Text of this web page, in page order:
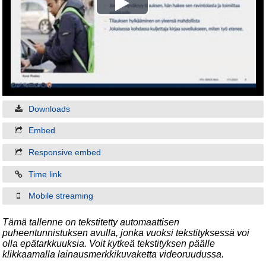
Play
Downloads
Embed
Responsive embed
Time link
Mobile streaming
Tämä tallenne on tekstitetty automaattisen
puheentunnistuksen avulla, jonka vuoksi tekstityksessä voi
olla epätarkkuuksia. Voit kytkeä tekstityksen päälle
klikkaamalla lainausmerkkikuvaketta videoruudussa.